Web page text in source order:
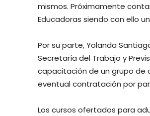
mismos. Próximamente
Educadoras siendo con ello
Por su parte, Yolanda
Secretaría del Trabajo y
capacitación de un grupo de
eventual contratación por
Los cursos ofertados para